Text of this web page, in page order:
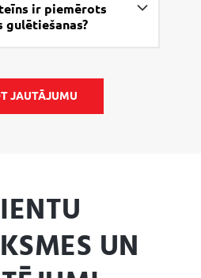
ir piemērots
JAUTĀJUMU
UN